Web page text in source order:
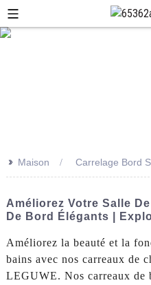
>> Maison Carrelage Bord
Améliorez Votre Salle
De Bord Élégants |
Améliorez la beauté et la
bains avec nos carreaux de
LEGUWE. Nos carreaux de